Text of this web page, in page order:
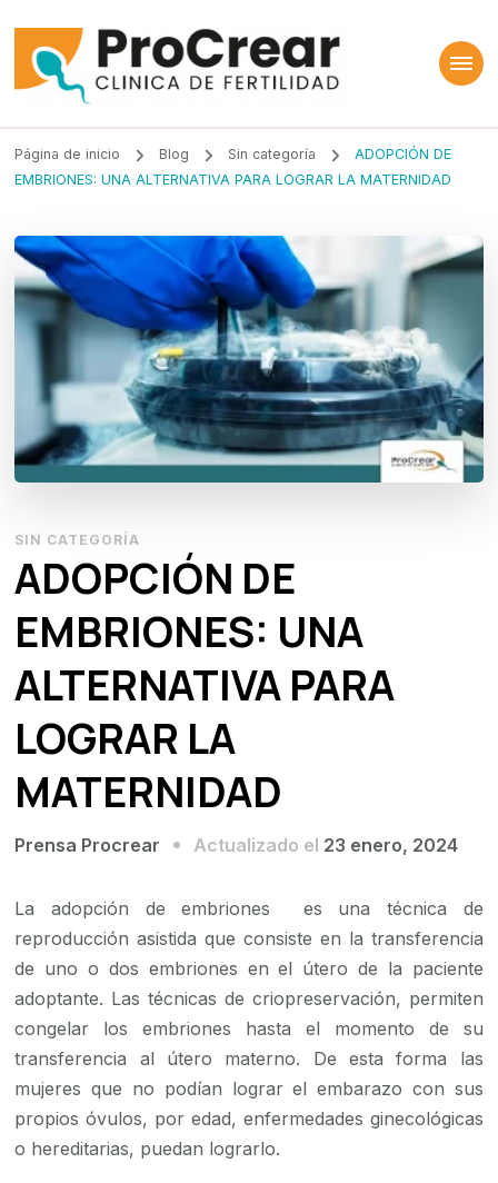
ProCrear
Página de inicio Blog Sin categoría
ADOPCIÓN DE
EMBRIONES: UNA ALTERNATIVA PARA LOGRAR LA MATERNIDAD
SIN CATEGORÍA
ADOPCIÓN DE
EMBRIONES: UNA
ALTERNATIVA PARA
LOGRAR LA
MATERNIDAD
Prensa Procrear Actualizado el 23 enero, 2024
La adopción de embriones es una técnica de
reproducción asistida que consiste en la transferencia
de uno o dos embriones en el útero de la paciente
adoptante. Las técnicas de criopreservación, permiten
congelar los embriones hasta el momento de su
transferencia al útero materno. De esta forma las
mujeres que no podían lograr el embarazo con sus
propios óvulos, por edad, enfermedades ginecológicas
o hereditarias, puedan lograrlo.